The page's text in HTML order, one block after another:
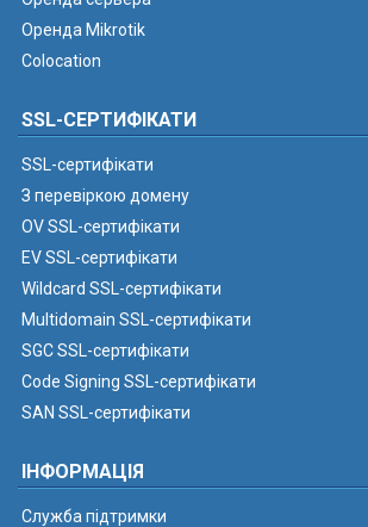
Оренда Mikrotik
Colocation
SSL-СЕРТИФІКАТИ
SSL-сертифікати
З перевіркою домену
OV SSL-сертифікати
EV SSL-сертифікати
Wildcard SSL-сертифікати
Multidomain SSL-сертифікати
SGC SSL-сертифікати
Code Signing SSL-сертифікати
SAN SSL-сертифікати
ІНФОРМАЦІЯ
Служба підтримки